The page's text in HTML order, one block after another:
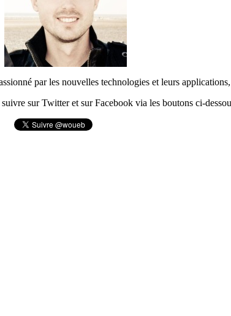
par les nouvelles technologies et leurs
sur Twitter et sur Facebook via les boutons ci-